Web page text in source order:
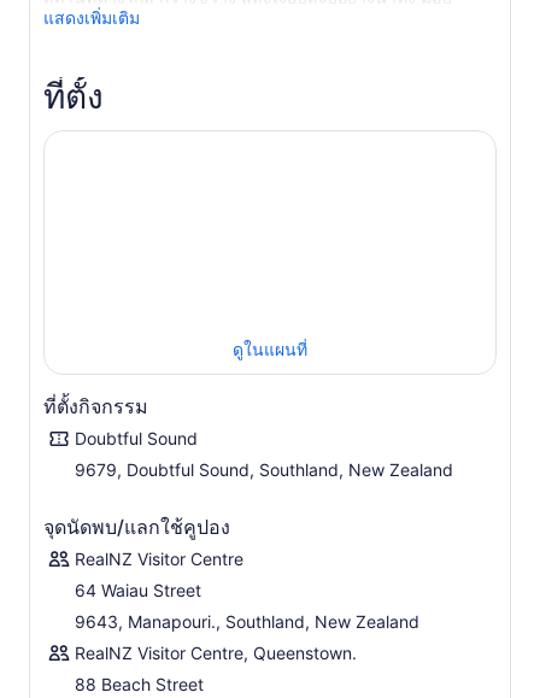
โอกาสอันหาได้ยากในการสัมผัสธรรมชาติที่ยังคงความบริสุทธิ์
การเดินทางของเราเริ่มต้นด้วยการล่องเรือชมทิวทัศน์อันงดงาม
บนทะเลสาบมานาปูรี ซึ่งเป็นหนึ่งในทะเลสาบที่สวยที่สุดของ
นิวซีแลนด์ ล่องเรือผ่านเกาะที่มีป่าปกคลุมและเทือกเขาสูงชัน
ก่อนจะถึงเวสต์อาร์ม จากที่นี่ ขึ้นรถโค้ช RealNZ เพื่อเดินทาง
แข็งโบราณ แอป Your nature ไกด์ นำเสนอเรื่องราวที่น่าสนใจ
เกี่ยวกับธรณีวิทยา งานอนุรักษ์ และสัตว์ป่าในภูมิภาคนี้ ทำให้
ทิวทัศน์มีชีวิตชีวาขึ้นมาขณะที่คุณสำรวจ
อ่าวดั๊บท์ฟูลขึ้นชื่อเรื่องสัตว์ป่าที่อุดมสมบูรณ์ ดังนั้นโปรดจับตา
ดูโลมาปากขวด แมวน้ำขนยาวนิวซีแลนด์ และในช่วงฤดูกาล
บางช่วง อาจได้เห็นนกเพนกวินทาวากิ/นกเพนกวินหงอนฟยอร์ด
เงียบสงบ ทุกช่วงเวลาบนผืนน้ำจะมอบมุมมองใหม่ๆ ของสภาพ
แวดล้อมอันสงบเงียบของฟยอร์ดให้แก่คุณ
หลังจากล่องเรือเสร็จแล้ว ให้ย้อนรอยการเดินทางกลับผ่าน
ช่องเขา Wilmot Pass และข้ามทะเลสาบ Manapouri กลับมา
พร้อมความประทับใจอย่างลึกซึ้งต่อหนึ่งในพื้นที่ป่าธรรมชาติที่
งดงามที่สุดแห่งหนึ่งของ Fiordland ด้วยการผสมผสานระหว่าง
ทิวทัศน์อันงดงามตระการตา ไกด์ผู้เชี่ยวชาญ และบรรยากาศที่
แสดงเพิ่มเติม
ที่ตั้ง
ดูในแผนที่
ที่ตั้งกิจกรรม
Doubtful Sound
9679, Doubtful Sound, Southland, New Zealand
จุดนัดพบ/แลกใช้คูปอง
RealNZ Visitor Centre
64 Waiau Street
9643, Manapouri., Southland, New Zealand
RealNZ Visitor Centre, Queenstown.
88 Beach Street